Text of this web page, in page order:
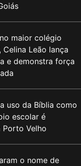
maior colégio
Leão lança
e demonstra força
uso da Bíblia como
escolar é
Porto Velho
o nome de